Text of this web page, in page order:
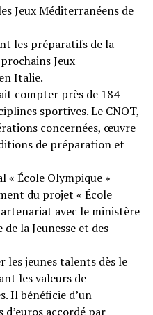
Jeux Méditerranéens de
les préparatifs de la
Jeux
Italie.
compter près de 184
sportives. Le CNOT,
concernées, œuvre
de préparation et
École Olympique »
du projet « École
avec le ministère
la Jeunesse et des
les jeunes talents dès le
les valeurs de
Il bénéficie d’un
accordé par